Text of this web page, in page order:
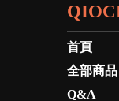
首頁
全部商品
Q&A